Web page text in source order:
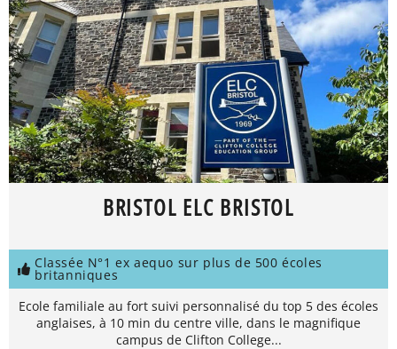
BRISTOL ELC BRISTOL
Classée N°1 ex aequo sur plus de 500 écoles
britanniques
Ecole familiale au fort suivi personnalisé du top 5 des écoles
anglaises, à 10 min du centre ville, dans le magnifique
campus de Clifton College...